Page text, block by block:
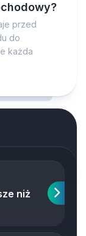
przed
do
każda
niż